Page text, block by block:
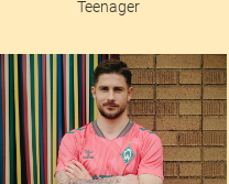
Teenager